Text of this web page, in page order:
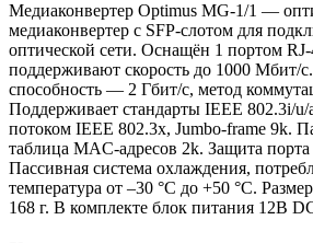
Медиаконвертер Optimus MG-1/1 —
медиаконвертер с SFP-слотом для
оптической сети. Оснащён 1 портом
поддерживают скорость до 1000 Мбит/
способность — 2 Гбит/с, метод
Поддерживает стандарты IEEE 802.3i/u/
потоком IEEE 802.3x, Jumbo-frame 9k.
таблица MAC-адресов 2k. Защита
Пассивная система охлаждения,
температура от –30 °С до +50 °С.
168 г. В комплекте блок питания 12В